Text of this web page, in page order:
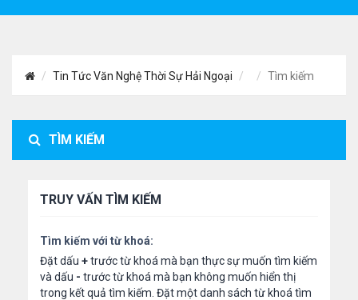
Tin Tức Văn Nghệ Thời Sự Hải Ngoại Tìm kiếm
TÌM KIẾM
TRUY VẤN TÌM KIẾM
Tìm kiếm với từ khoá:
Đặt dấu +trước từ khoá mà bạn thực sự muốn tìm kiếm
và dấu - trước từ khoá mà bạn không muốn hiển thị
trong kết quả tìm kiếm. Đặt một danh sách từ khoá tìm